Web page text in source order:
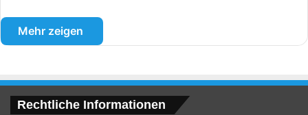
Mehr zeigen
Rechtliche Informationen